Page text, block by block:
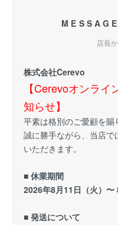
店長
株式会社Cerevo
【Cerevoオンラ
知らせ】
平素は格別のご愛顧を賜
誠に勝手ながら、当店で
いただきます。
■ 休業期間
2026年8月11日（火）〜
■ 発送について